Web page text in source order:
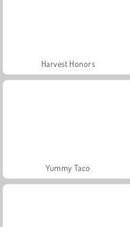
Harvest Honors
Yummy Taco